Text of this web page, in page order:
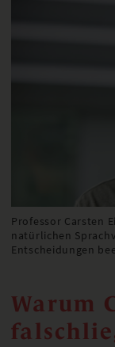
Professor Carsten
natürlichen
Entscheidungen
Warum